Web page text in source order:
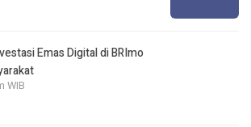
Emas Digital di BRImo
WIB